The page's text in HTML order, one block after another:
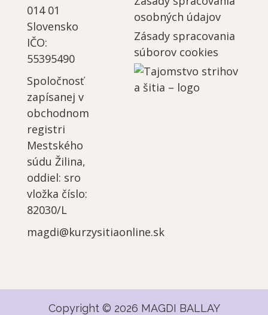
014 01
Slovensko
IČO:
55395490
Spoločnosť
zapísanej v
obchodnom
registri
Mestského
súdu Žilina,
oddiel: sro
vložka číslo:
82030/L
magdi@kurzysitiaonline.sk
osobných údajov
Zásady spracovania
súborov cookies
Copyright © 2026 MAGDI BALLAY